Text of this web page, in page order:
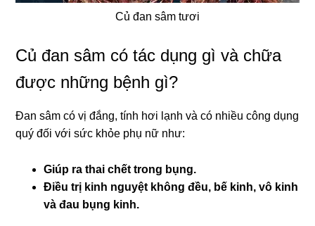
Củ đan sâm tươi
Củ đan sâm có tác dụng gì và chữa
được những bệnh gì?
Đan sâm có vị đắng, tính hơi lạnh và có nhiều công dụng
quý đối với sức khỏe phụ nữ như:
Giúp ra thai chết trong bụng.
Điều trị kinh nguyệt không đều, bế kinh, vô kinh
và đau bụng kinh.